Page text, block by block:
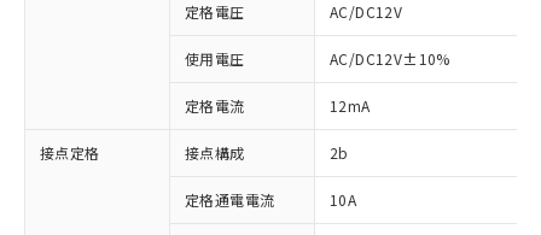
定格電圧 AC/DC12V
使用電圧 AC/DC12V±10%
定格電流 12mA
接点定格 接点構成 2b
定格通電電流 10A
ご利用条件
※1 対応状況
対応済み：EU RoHS指令（10物質）の
非含有に対応した製品が提供可能な商品で
す。
対応予定：EU RoHS指令（10物質）の非含
有に対応した製品に切り替える予定のある